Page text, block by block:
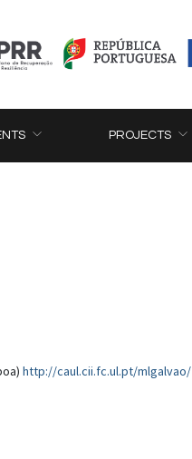
PROJECTS
http://caul.cii.fc.ul.pt/mlgalvao/